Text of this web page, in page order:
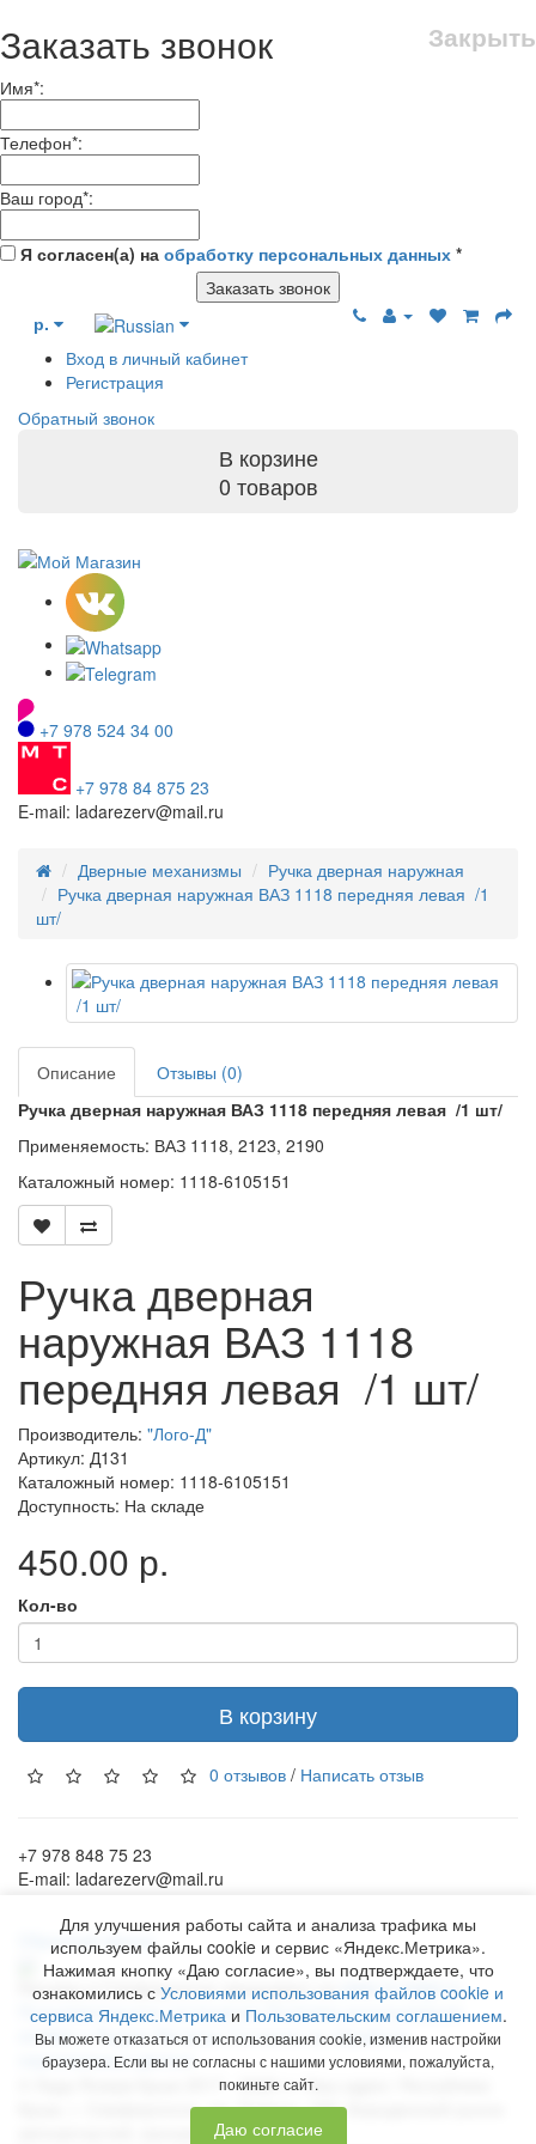
Закрыть
Заказать звонок
Имя*:
Телефон*:
Ваш город*:
Я согласен(а) на обработку персональных данных *
Заказать звонок
р.
Вход в личный кабинет
Регистрация
Обратный звонок
В корзине
0 товаров
+7 978 524 34 00
+7 978 84 875 23
E-mail: ladarezerv@mail.ru
Дверные механизмы
Ручка дверная наружная
Ручка дверная наружная ВАЗ 1118 передняя левая /1
шт/
Описание
Отзывы (0)
Ручка дверная наружная ВАЗ 1118 передняя левая /1 шт/
Применяемость: ВАЗ 1118, 2123, 2190
Каталожный номер: 1118-6105151
Ручка дверная
наружная ВАЗ 1118
передняя левая /1 шт/
Производитель: "Лого-Д"
Артикул: Д131
Каталожный номер: 1118-6105151
Доступность: На складе
450.00 р.
Кол-во
В корзину
0 отзывов / Написать отзыв
+7 978 848 75 23
E-mail: ladarezerv@mail.ru
Обратный звонок
Рекламу в Симферополе заказывают наwww.ra-salgir.ru.
Пользовательское соглашение Политика использования
cookies и Яндекс.Метрики Согласие на обработку
персональных данных
2017 - 2026 гг. Наш адрес:
Симферополь,пр. Победы, 230, Бородинский рынок
автозапчастей, магазин № 158
Для улучшения работы сайта и анализа трафика мы
используем файлы cookie и сервис «Яндекс.Метрика».
Нажимая кнопку «Даю согласие», вы подтверждаете, что
ознакомились с Условиями использования файлов cookie и
сервиса Яндекс.Метрикаи Пользовательским соглашением.
Вы можете отказаться от использования cookie, изменив настройки
браузера. Если вы не согласны с нашими условиями, пожалуйста,
покиньте сайт.
Даю согласие